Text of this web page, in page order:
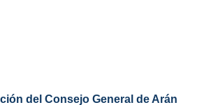
del Consejo General de Arán